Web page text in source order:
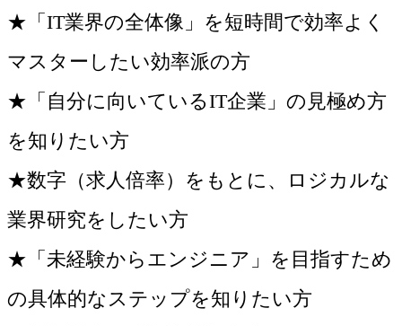
★「IT業界の全体像」を短時間で効率よく
マスターしたい効率派の方
★「自分に向いているIT企業」の見極め方
を知りたい方
★数字（求人倍率）をもとに、ロジカルな
業界研究をしたい方
★「未経験からエンジニア」を目指すため
の具体的なステップを知りたい方